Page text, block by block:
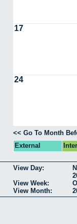
17
24
<< Go To Month
External
View Day:
View Week:
View Month: